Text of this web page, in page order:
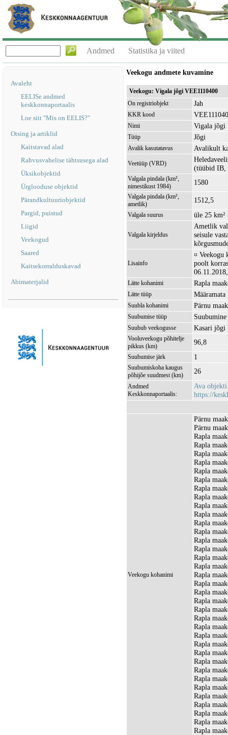
Andmed Statistika ja viited
Avaleht
EELISe andmed
keskkonnaportaalis
Loe siit "Mis on EELIS?"
Otsing ja artiklid
Kaitstavad alad
Rahvusvahelise tähtsusega alad
Üksikobjektid
Ürglooduse objektid
Pärandkultuuriobjektid
Pargid, puistud
Liigid
Veekogud
Saared
Kaitsekorralduskavad
Abimaterjalid
Veekogu andmete kuvamine
Veekogu: Vigala jõgi VEE1110400
On registriobjekt
Jah
KKR kood
Nimi Vigala jõgi
Tüüp Jõgi
Avalik kasutatavus Avalikult
Veetüüp (VRD)
(tüübid
Valgala pindala (km²,
nimestikust 1984)
1580
Valgala pindala (km²,
ametlik)
1512,5
Valgala suurus üle 25 km²
Valgala kirjeldus
Ametlik
seisule
Lisainfo
¤ Veekogu
poolt
Lätte kohanimi Rapla
Lätte tüüp Määramata
Suubla kohanimi Pärnu
Suubumise tüüp
Suubub veekogusse Kasari jõgi
Vooluveekogu põhitelje
pikkus (km)
96,8
Suubumise järk 1
Suubumiskoha kaugus
põhijõe suudmest (km)
26
Andmed
Keskkonnaportaalis:
Ava objekti
https://
Veekogu kohanimi
Pärnu
Pärnu
Rapla
Rapla
Rapla
Rapla
Rapla
Rapla
Rapla
Rapla
Rapla
Rapla
Rapla
Rapla
Rapla
Rapla
Rapla
Rapla
Rapla
Rapla
Rapla
Rapla
Rapla
Rapla
Rapla
Rapla
Rapla
Rapla
Rapla
Rapla
Rapla
Rapla
Rapla
Rapla
Rapla
Rapla
Rapla